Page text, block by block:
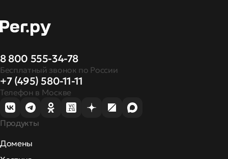
8 800 555-34-78
Бесплатный звонок по России
+7 (495) 580-11-11
Телефон в Москве
Продукты
Домены